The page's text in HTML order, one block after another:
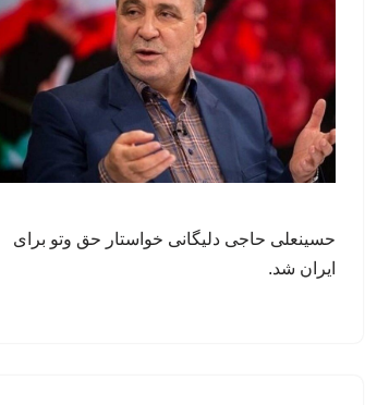
حسینعلی حاجی دلیگانی خواستار حق وتو برای
ایران شد.